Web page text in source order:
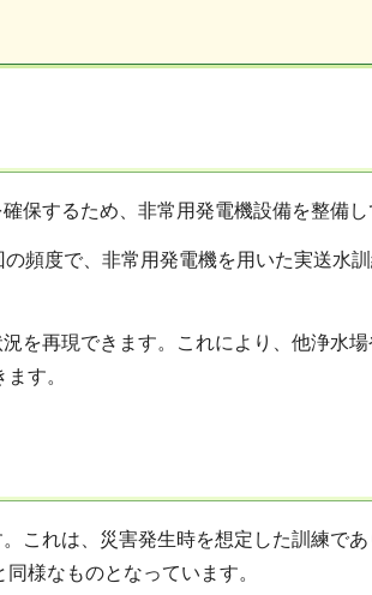
保するため、非常用発電機設備を整備し
頻度で、非常用発電機を用いた実送水
を再現できます。これにより、他浄水
す。
これは、災害発生時を想定した訓練で
様なものとなっています。